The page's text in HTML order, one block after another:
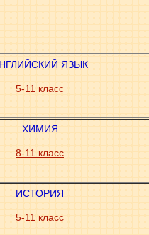
ЯЗЫК
5-11 класс
ХИМИЯ
8-11 класс
ИСТОРИЯ
5-11 класс